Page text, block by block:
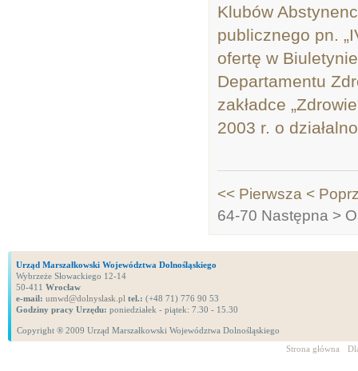
Klubów
publicznego pn.
ofertę w
Departamentu
zakładce
2003 r. o
<< Pierwsza <
64-70 Następna >
Urząd Marszałkowski Województwa Dolnośląskiego
Wybrzeże Słowackiego 12-14
50-411 Wrocław
e-mail: umwd@dolnyslask.pl tel.: (+48 71) 776 90 53
Godziny pracy Urzędu: poniedziałek - piątek: 7.30 - 15.30
Copyright ® 2009 Urząd Marszałkowski Województwa Dolnośląskiego
Strona główna